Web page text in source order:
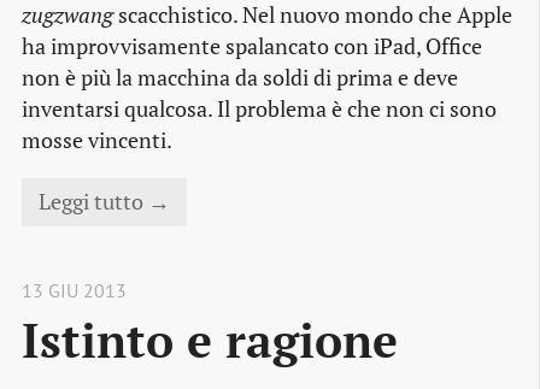
zugzwangscacchistico. Nel nuovo mondo che Apple
ha improvvisamente spalancato con iPad, Office
non è più la macchina da soldi di prima e deve
inventarsi qualcosa. Il problema è che non ci sono
mosse vincenti.
Leggi tutto →
13 GIU 2013
Istinto e ragione